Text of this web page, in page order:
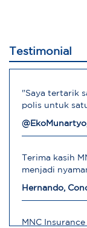
Testimonial
"Saya tertarik
polis untuk
Terima kasih
menjadi
Hernando,
MNC